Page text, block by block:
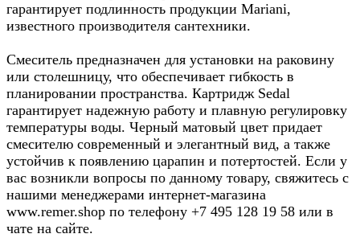
гарантирует подлинность продукции Mariani,
известного производителя сантехники.
Смеситель предназначен для установки на раковину
или столешницу, что обеспечивает гибкость в
планировании пространства. Картридж Sedal
гарантирует надежную работу и плавную регулировку
температуры воды. Черный матовый цвет придает
смесителю современный и элегантный вид, а также
устойчив к появлению царапин и потертостей. Если у
вас возникли вопросы по данному товару, свяжитесь с
нашими менеджерами интернет-магазина
www.remer.shop по телефону +7 495 128 19 58 или в
чате на сайте.